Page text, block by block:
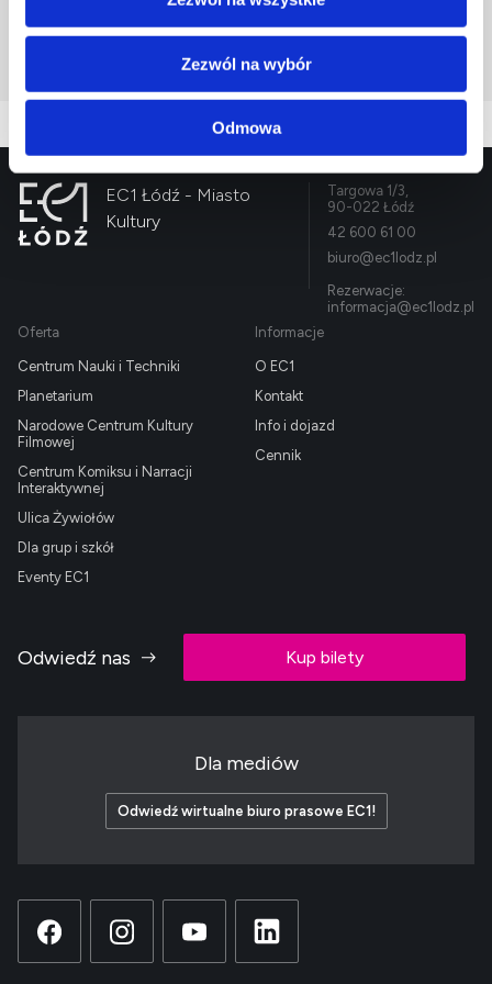
Zezwól na wybór
Odmowa
Bilety
EC1 Łódź - Miasto
Kultury
Targowa 1/3,
90-022 Łódź
42 600 61 00
biuro@ec1lodz.pl
Rezerwacje:
informacja@ec1lodz.pl
Oferta
Centrum Nauki i Techniki
Planetarium
Narodowe Centrum Kultury
Filmowej
Centrum Komiksu i Narracji
Interaktywnej
Ulica Żywiołów
Dla grup i szkół
Eventy EC1
Informacje
O EC1
Kontakt
Info i dojazd
Cennik
Odwiedź nas Kup bilety
Dla mediów
Odwiedź wirtualne biuro prasowe EC1!